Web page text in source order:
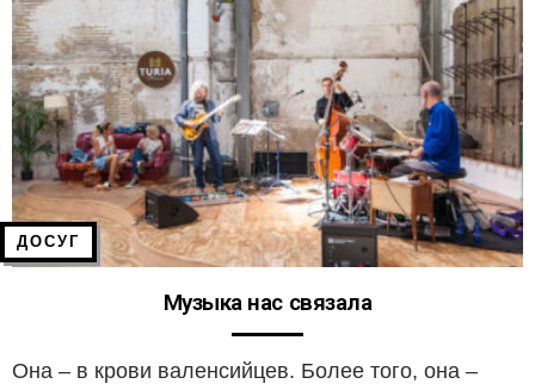
ДОСУГ
Музыка нас связала
Она – в крови валенсийцев. Более того, она –